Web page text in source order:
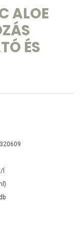
ALOE
ÉS
l